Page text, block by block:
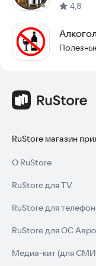
4,8
RuStore магазин
О RuStore
RuStore для TV
RuStore для
RuStore для ОС
Медиа-кит (для СМИ